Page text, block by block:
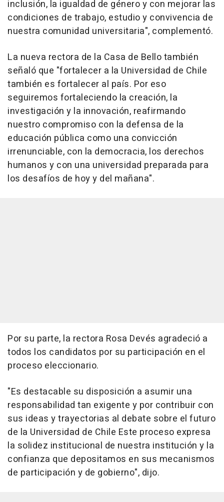
inclusión, la igualdad de género y con mejorar las
condiciones de trabajo, estudio y convivencia de
nuestra comunidad universitaria", complementó.
La nueva rectora de la Casa de Bello también
señaló que "fortalecer a la Universidad de Chile
también es fortalecer al país. Por eso
seguiremos fortaleciendo la creación, la
investigación y la innovación, reafirmando
nuestro compromiso con la defensa de la
educación pública como una convicción
irrenunciable, con la democracia, los derechos
humanos y con una universidad preparada para
los desafíos de hoy y del mañana".
Por su parte, la rectora Rosa Devés agradeció a
todos los candidatos por su participación en el
proceso eleccionario.
"Es destacable su disposición a asumir una
responsabilidad tan exigente y por contribuir con
sus ideas y trayectorias al debate sobre el futuro
de la Universidad de Chile Este proceso expresa
la solidez institucional de nuestra institución y la
confianza que depositamos en sus mecanismos
de participación y de gobierno", dijo.